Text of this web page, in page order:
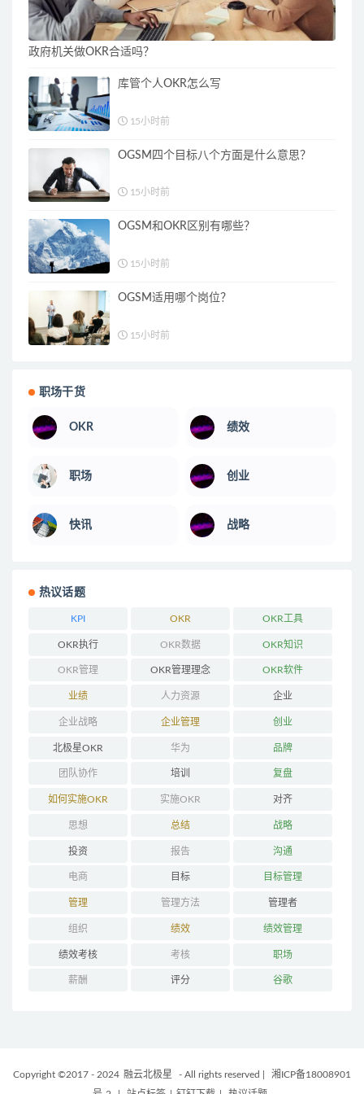
政府机关做OKR合适吗？
库管个人OKR怎么写
15小时前
OGSM四个目标八个方面是什么意思？
15小时前
OGSM和OKR区别有哪些？
15小时前
OGSM适用哪个岗位？
15小时前
职场干货
OKR 绩效
职场 创业
快讯 战略
热议话题
KPI OKR OKR工具
OKR执行 OKR数据 OKR知识
OKR管理 OKR管理理念 OKR软件
业绩 人力资源 企业
企业战略 企业管理 创业
北极星OKR 华为 品牌
团队协作 培训 复盘
如何实施OKR 实施OKR 对齐
思想 总结 战略
投资 报告 沟通
电商 目标 目标管理
管理 管理方法 管理者
组织 绩效 绩效管理
绩效考核 考核 职场
薪酬 评分 谷歌
Copyright ©2017 - 2024 融云北极星 - All rights reserved
湘ICP备18008901